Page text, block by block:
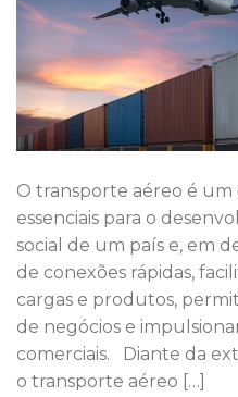
O transporte aéreo é um
essenciais para o
social de um país e, em
de conexões rápidas,
cargas e produtos,
de negócios e
comerciais. Diante da
o transporte aéreo […]